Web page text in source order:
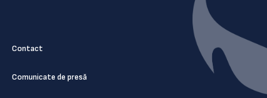
Contact
Comunicate de presă